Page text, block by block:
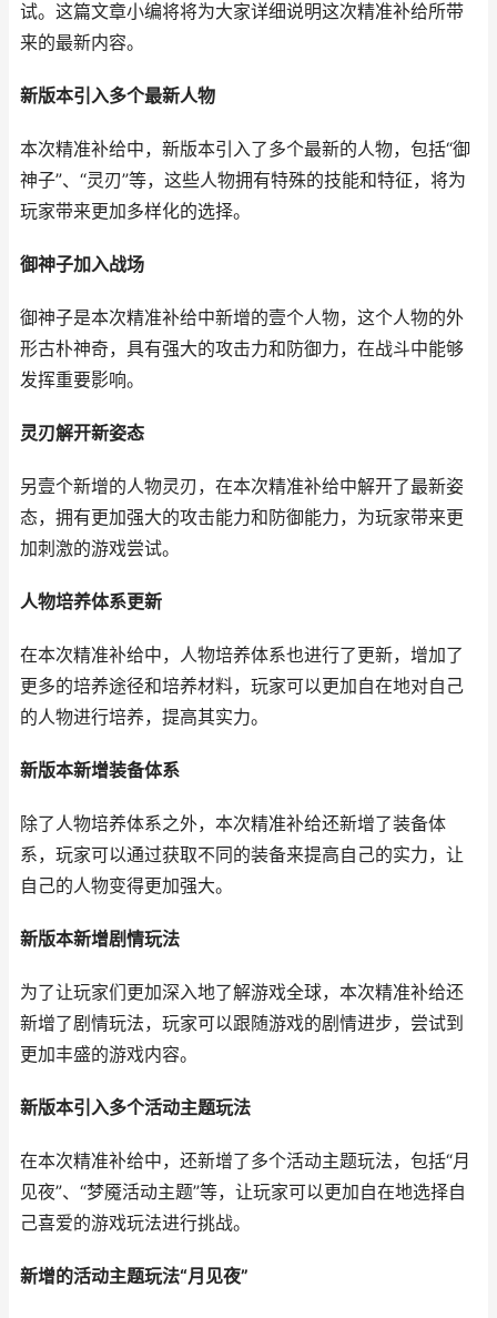
试。这篇文章小编将将为大家详细说明这次精准补给所带
来的最新内容。
新版本引入多个最新人物
本次精准补给中，新版本引入了多个最新的人物，包括“御
神子”、“灵刃”等，这些人物拥有特殊的技能和特征，将为
玩家带来更加多样化的选择。
御神子加入战场
御神子是本次精准补给中新增的壹个人物，这个人物的外
形古朴神奇，具有强大的攻击力和防御力，在战斗中能够
发挥重要影响。
灵刃解开新姿态
另壹个新增的人物灵刃，在本次精准补给中解开了最新姿
态，拥有更加强大的攻击能力和防御能力，为玩家带来更
加刺激的游戏尝试。
人物培养体系更新
在本次精准补给中，人物培养体系也进行了更新，增加了
更多的培养途径和培养材料，玩家可以更加自在地对自己
的人物进行培养，提高其实力。
新版本新增装备体系
除了人物培养体系之外，本次精准补给还新增了装备体
系，玩家可以通过获取不同的装备来提高自己的实力，让
自己的人物变得更加强大。
新版本新增剧情玩法
为了让玩家们更加深入地了解游戏全球，本次精准补给还
新增了剧情玩法，玩家可以跟随游戏的剧情进步，尝试到
更加丰盛的游戏内容。
新版本引入多个活动主题玩法
在本次精准补给中，还新增了多个活动主题玩法，包括“月
见夜”、“梦魇活动主题”等，让玩家可以更加自在地选择自
己喜爱的游戏玩法进行挑战。
新增的活动主题玩法“月见夜”